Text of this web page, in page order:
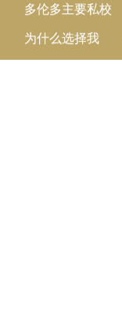
多伦多主要私校
为什么选择我